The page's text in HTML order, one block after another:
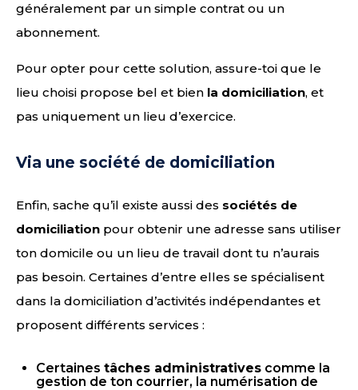
généralement par un simple contrat ou un
abonnement.
Pour opter pour cette solution, assure-toi que le
lieu choisi propose bel et bien la domiciliation, et
pas uniquement un lieu d’exercice.
Via une société de domiciliation
Enfin, sache qu’il existe aussi des sociétés de
domiciliation pour obtenir une adresse sans utiliser
ton domicile ou un lieu de travail dont tu n’aurais
pas besoin. Certaines d’entre elles se spécialisent
dans la domiciliation d’activités indépendantes et
proposent différents services :
Certaines tâches administratives comme la
gestion de ton courrier, la numérisation de